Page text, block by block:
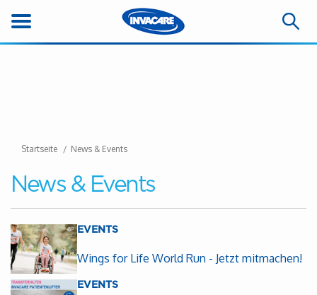
Startseite News & Events
News & Events
EVENTS
Wings for Life World Run - Jetzt mitmachen!
EVENTS